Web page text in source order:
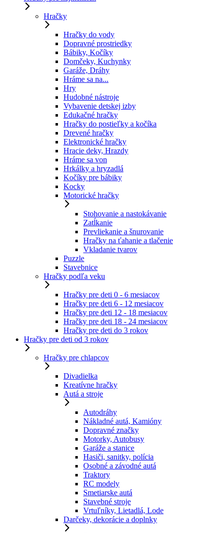
Hračky
Hračky do vody
Dopravné prostriedky
Bábiky, Kočíky
Domčeky, Kuchynky
Garáže, Dráhy
Hráme sa na...
Hry
Hudobné nástroje
Vybavenie detskej izby
Edukačné hračky
Hračky do postieľky a kočíka
Drevené hračky
Elektronické hračky
Hracie deky, Hrazdy
Hráme sa von
Hrkálky a hryzadlá
Kočíky pre bábiky
Kocky
Motorické hračky
Stohovanie a nastokávanie
Zatĺkanie
Prevliekanie a šnurovanie
Hračky na ťahanie a tlačenie
Vkladanie tvarov
Puzzle
Stavebnice
Hračky podľa veku
Hračky pre deti 0 - 6 mesiacov
Hračky pre deti 6 - 12 mesiacov
Hračky pre deti 12 - 18 mesiacov
Hračky pre deti 18 - 24 mesiacov
Hračky pre deti do 3 rokov
Hračky pre deti od 3 rokov
Hračky pre chlapcov
Divadielka
Kreatívne hračky
Autá a stroje
Autodráhy
Nákladné autá, Kamióny
Dopravné značky
Motorky, Autobusy
Garáže a stanice
Hasiči, sanitky, polícia
Osobné a závodné autá
Traktory
RC modely
Smetiarske autá
Stavebné stroje
Vrtuľníky, Lietadlá, Lode
Darčeky, dekorácie a doplnky